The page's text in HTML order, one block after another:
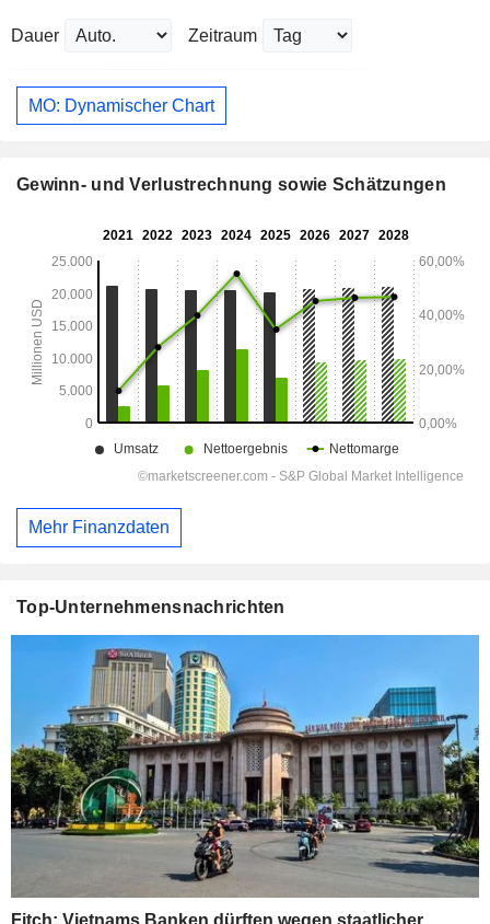
Dauer Zeitraum
MO: Dynamischer Chart
Gewinn- und Verlustrechnung sowie Schätzungen
Mehr Finanzdaten
Top-Unternehmensnachrichten